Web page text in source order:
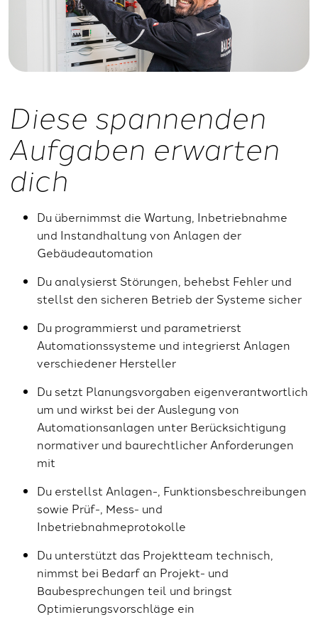
Diese spannenden
Aufgaben erwarten
dich
Du übernimmst die Wartung, Inbetriebnahme
und Instandhaltung von Anlagen der
Gebäudeautomation
Du analysierst Störungen, behebst Fehler und
stellst den sicheren Betrieb der Systeme sicher
Du programmierst und parametrierst
Automationssysteme und integrierst Anlagen
verschiedener Hersteller
Du setzt Planungsvorgaben eigenverantwortlich
um und wirkst bei der Auslegung von
Automationsanlagen unter Berücksichtigung
normativer und baurechtlicher Anforderungen
mit
Du erstellst Anlagen-, Funktionsbeschreibungen
sowie Prüf-, Mess- und
Inbetriebnahmeprotokolle
Du unterstützt das Projektteam technisch,
nimmst bei Bedarf an Projekt- und
Baubesprechungen teil und bringst
Optimierungsvorschläge ein